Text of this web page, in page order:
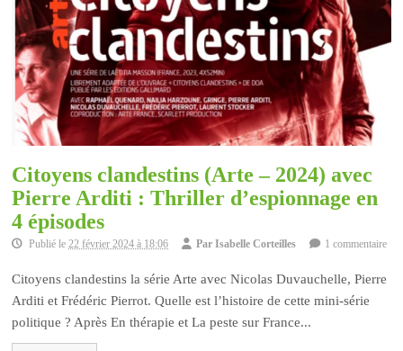
Citoyens clandestins (Arte – 2024) avec
Pierre Arditi : Thriller d’espionnage en
4 épisodes
Publié le22 février 2024 à 18:06 ParIsabelle Corteilles 1 commentaire
Citoyens clandestins la série Arte avec Nicolas Duvauchelle, Pierre
Arditi et Frédéric Pierrot. Quelle est l’histoire de cette mini-série
politique ? Après En thérapie et La peste sur France...